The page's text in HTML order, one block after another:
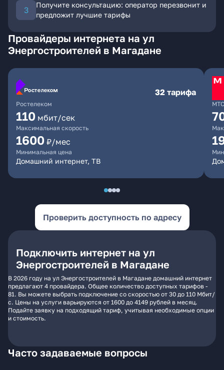
Получите консультацию: оператор перезвонит и
предложит лучшие тарифы
Провайдеры интернета на ул
Энергостроителей в Магадане
Ростелеком
32 тарифа
110 мбит/сек
Максимальная скорость
1600 ₽/мес
Минимальная цена
Домашний интернет, ТВ
МТС
Проверить доступность по адресу
Подключить интернет на ул
Энергостроителей в Магадане
В 2026 году на ул Энергостроителей в Магадане домашний интернет
предлагают 4 провайдера. Общее количество доступных тарифов -
81. Вы можете выбрать подключение со скоростью от 30 до 110 Мбит/
с. Цены на услуги варьируются от 1600 до 4149 рублей в месяц.
Подайте заявку на подходящий тариф, учитывая необходимые опции
и стоимость.
Часто задаваемые вопросы